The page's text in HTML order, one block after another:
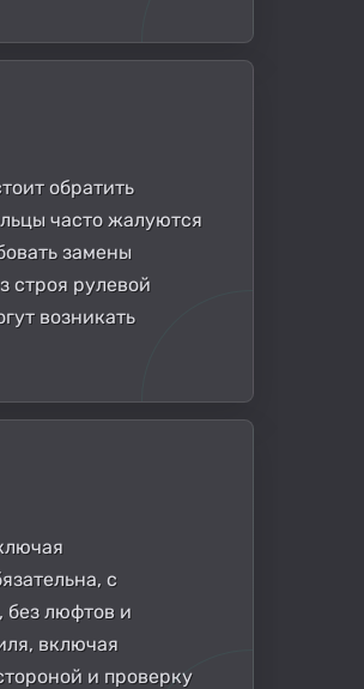
обратить
часто жалуются
замены
строя рулевой
возникать
с
без люфтов и
включая
и проверку